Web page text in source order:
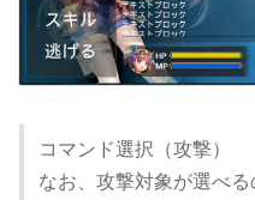
コマンド選択（攻撃）
なお、攻撃対象が選べ